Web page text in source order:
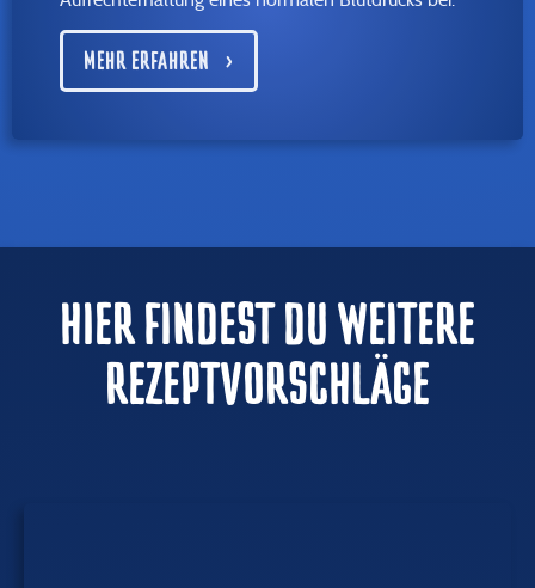
MEHR ERFAHREN
HIER FINDEST DU WEITERE
REZEPTVORSCHLÄGE